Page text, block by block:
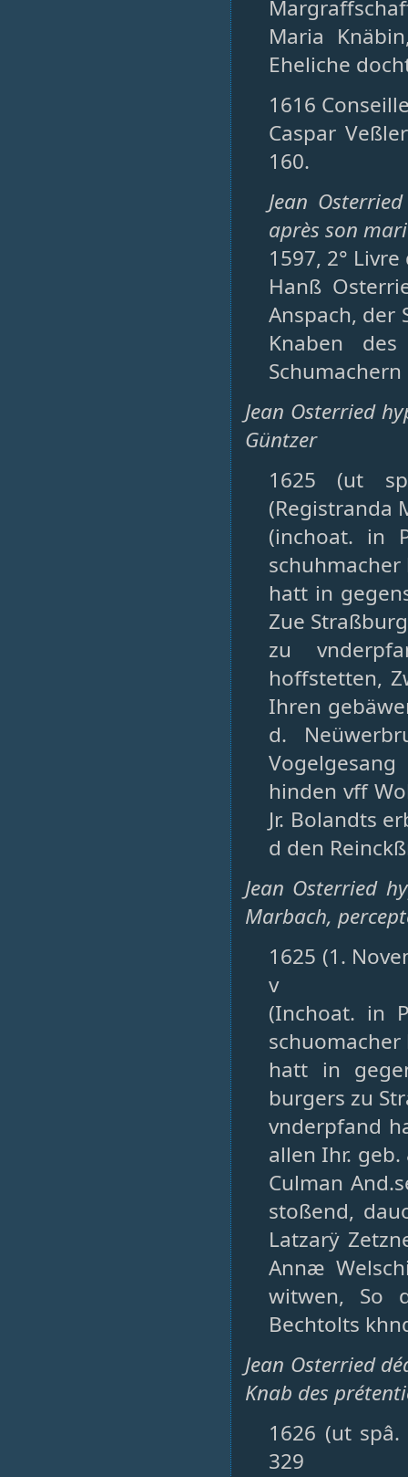
Maria
Eheliche
1616
Caspar
160.
Jean
après son
1597, 2°
Hanß
Anspach, der
Knaben
Jean Osterried
Güntzer
1625 (ut
(Registranda
(inchoat. in
hatt in
Zue
zu
hoffstetten,
Ihren
d.
hinden vff
Jr. Bolandts
d den
Jean Osterried
Marbach,
1625 (1.
v
(Inchoat. in
hatt in
burgers zu
vnderpfand
allen Ihr.
Culman
stoßend,
Latzarÿ
Annæ
witwen, So
Bechtolts
Jean Osterried
Knab des
1626 (ut
329